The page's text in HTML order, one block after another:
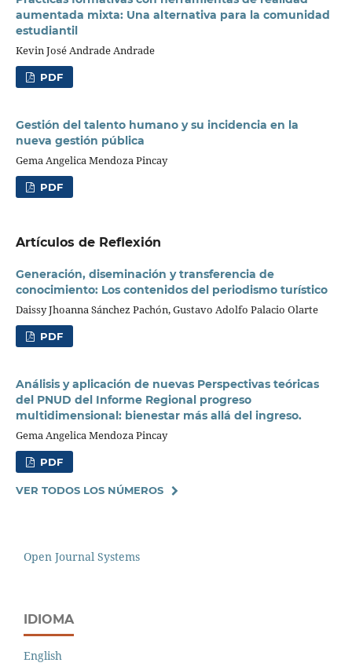
aumentada mixta: Una alternativa para la comunidad
estudiantil
Kevin José Andrade Andrade
PDF
Gestión del talento humano y su incidencia en la
nueva gestión pública
Gema Angelica Mendoza Pincay
PDF
Artículos de Reflexión
Generación, diseminación y transferencia de
conocimiento: Los contenidos del periodismo turístico
Daissy Jhoanna Sánchez Pachón, Gustavo Adolfo Palacio Olarte
PDF
Análisis y aplicación de nuevas Perspectivas teóricas
del PNUD del Informe Regional progreso
multidimensional: bienestar más allá del ingreso.
Gema Angelica Mendoza Pincay
PDF
VER TODOS LOS NÚMEROS
Open Journal Systems
IDIOMA
English